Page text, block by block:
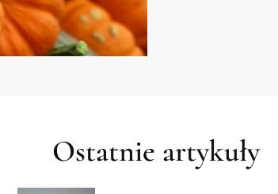
Ostatnie artykuły